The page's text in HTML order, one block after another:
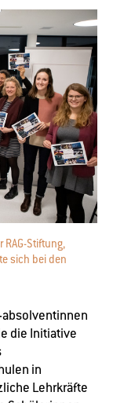
RAG-Stiftung,
sich bei den
die Initiative
in
Lehrkräfte